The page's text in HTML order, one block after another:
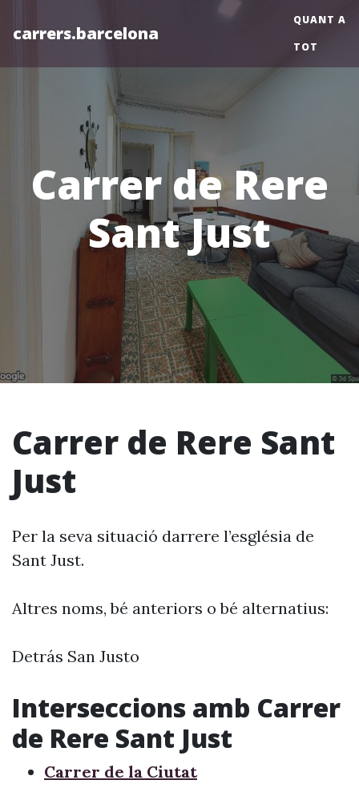
carrers.barcelona
QUANT A
TOT
Carrer de Rere
Sant Just
Carrer de Rere Sant
Just
Per la seva situació darrere l’església de
Sant Just.
Altres noms, bé anteriors o bé alternatius:
Detrás San Justo
Interseccions amb Carrer
de Rere Sant Just
Carrer de la Ciutat